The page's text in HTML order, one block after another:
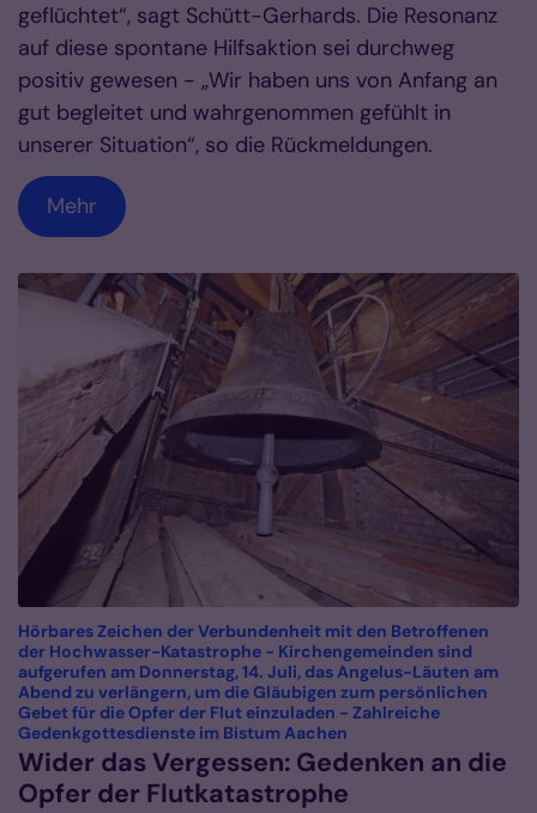
geflüchtet“, sagt Schütt-Gerhards. Die Resonanz
auf diese spontane Hilfsaktion sei durchweg
positiv gewesen - „Wir haben uns von Anfang an
gut begleitet und wahrgenommen gefühlt in
unserer Situation“, so die Rückmeldungen.
Mehr
Hörbares Zeichen der Verbundenheit mit den Betroffenen
der Hochwasser-Katastrophe - Kirchengemeinden sind
aufgerufen am Donnerstag, 14. Juli, das Angelus-Läuten am
Abend zu verlängern, um die Gläubigen zum persönlichen
Gebet für die Opfer der Flut einzuladen - Zahlreiche
Gedenkgottesdienste im Bistum Aachen
Wider das Vergessen: Gedenken an die
Opfer der Flutkatastrophe